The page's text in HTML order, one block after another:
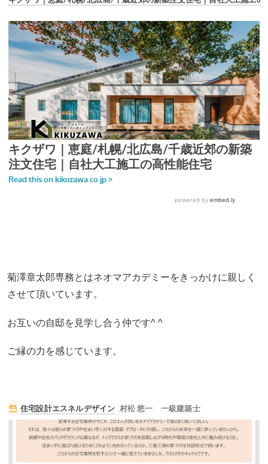
菊澤章太郎専務とはネオマアカデミーをきっかけに親しく
させて頂いています。
お互いの自邸を見学し合う仲です^ ^
ご縁の力を感じています。